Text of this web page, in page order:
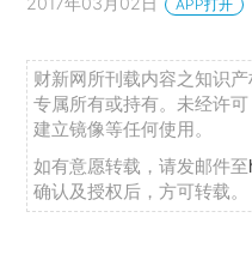
APP打开
财新网所刊载内容之知识
专属所有或持有。未经许
建立镜像等任何使用。
如有意愿转载，请发邮件至
确认及授权后，方可转载。